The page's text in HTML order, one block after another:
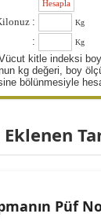
: Kg
: Kg
kitle indeksi
kg değeri, boy
bölünmesiyle
Püf